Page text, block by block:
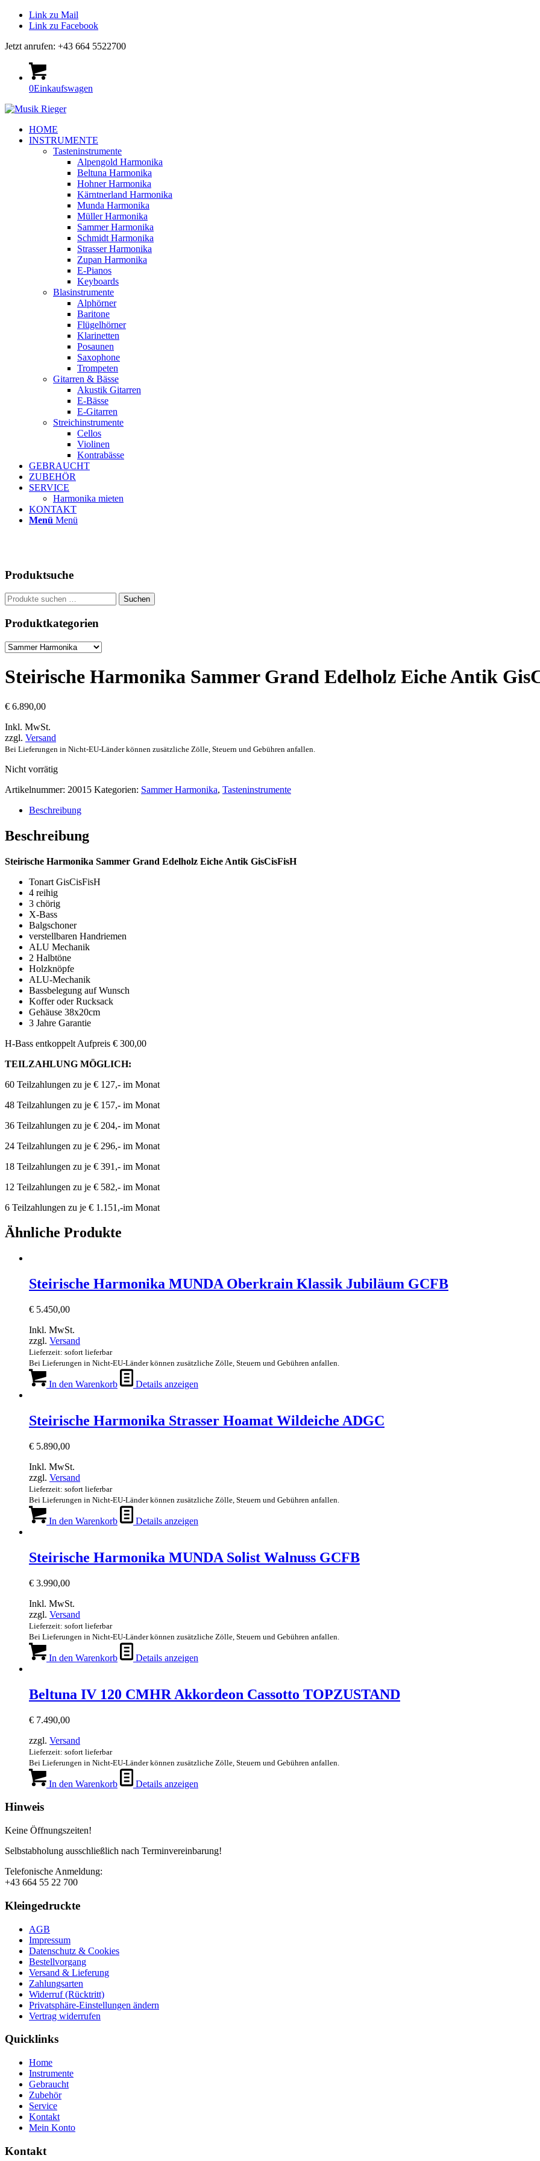
Link zu Mail
Link zu Facebook
Jetzt anrufen: +43 664 5522700
0Einkaufswagen
HOME
INSTRUMENTE
Tasteninstrumente
Alpengold Harmonika
Beltuna Harmonika
Hohner Harmonika
Kärntnerland Harmonika
Munda Harmonika
Müller Harmonika
Sammer Harmonika
Schmidt Harmonika
Strasser Harmonika
Zupan Harmonika
E-Pianos
Keyboards
Blasinstrumente
Alphörner
Baritone
Flügelhörner
Klarinetten
Posaunen
Saxophone
Trompeten
Gitarren & Bässe
Akustik Gitarren
E-Bässe
E-Gitarren
Streichinstrumente
Cellos
Violinen
Kontrabässe
GEBRAUCHT
ZUBEHÖR
SERVICE
Harmonika mieten
KONTAKT
Menü Menü
Produktsuche
Suchen
nach:
Suchen
Produktkategorien
Steirische Harmonika Sammer Grand Edelholz Eiche Antik
€ 6.890,00
Inkl. MwSt.
zzgl. Versand
Bei Lieferungen in Nicht-EU-Länder können zusätzliche Zölle, Steuern und Gebühren anfallen.
Nicht vorrätig
Artikelnummer: 20015 Kategorien: Sammer Harmonika, Tasteninstrumente
Beschreibung
Beschreibung
Steirische Harmonika Sammer Grand Edelholz Eiche Antik GisCisFisH
Tonart GisCisFisH
4 reihig
3 chörig
X-Bass
Balgschoner
verstellbaren Handriemen
ALU Mechanik
2 Halbtöne
Holzknöpfe
ALU-Mechanik
Bassbelegung auf Wunsch
Koffer oder Rucksack
Gehäuse 38x20cm
3 Jahre Garantie
H-Bass entkoppelt Aufpreis € 300,00
TEILZAHLUNG MÖGLICH:
60 Teilzahlungen zu je € 127,- im Monat
48 Teilzahlungen zu je € 157,- im Monat
36 Teilzahlungen zu je € 204,- im Monat
24 Teilzahlungen zu je € 296,- im Monat
18 Teilzahlungen zu je € 391,- im Monat
12 Teilzahlungen zu je € 582,- im Monat
6 Teilzahlungen zu je € 1.151,-im Monat
Ähnliche Produkte
Steirische Harmonika MUNDA Oberkrain Klassik Jubiläum GCFB
€ 5.450,00
Inkl. MwSt.
zzgl. Versand
Lieferzeit: sofort lieferbar
Bei Lieferungen in Nicht-EU-Länder können zusätzliche Zölle, Steuern und Gebühren anfallen.
In den Warenkorb Details anzeigen
Steirische Harmonika Strasser Hoamat Wildeiche ADGC
€ 5.890,00
Inkl. MwSt.
zzgl. Versand
Lieferzeit: sofort lieferbar
Bei Lieferungen in Nicht-EU-Länder können zusätzliche Zölle, Steuern und Gebühren anfallen.
In den Warenkorb Details anzeigen
Steirische Harmonika MUNDA Solist Walnuss GCFB
€ 3.990,00
Inkl. MwSt.
zzgl. Versand
Lieferzeit: sofort lieferbar
Bei Lieferungen in Nicht-EU-Länder können zusätzliche Zölle, Steuern und Gebühren anfallen.
In den Warenkorb Details anzeigen
Beltuna IV 120 CMHR Akkordeon Cassotto TOPZUSTAND
€ 7.490,00
zzgl. Versand
Lieferzeit: sofort lieferbar
Bei Lieferungen in Nicht-EU-Länder können zusätzliche Zölle, Steuern und Gebühren anfallen.
In den Warenkorb Details anzeigen
Hinweis
Keine Öffnungszeiten!
Selbstabholung ausschließlich nach Terminvereinbarung!
Telefonische Anmeldung:
+43 664 55 22 700
Kleingedruckte
AGB
Impressum
Datenschutz & Cookies
Bestellvorgang
Versand & Lieferung
Zahlungsarten
Widerruf (Rücktritt)
Privatsphäre-Einstellungen ändern
Vertrag widerrufen
Quicklinks
Home
Instrumente
Gebraucht
Zubehör
Service
Kontakt
Mein Konto
Kontakt